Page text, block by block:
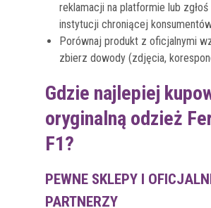
reklamacji na platformie lub
instytucji chroniącej
Porównaj produkt z oficjalnymi
zbierz dowody (zdjęcia,
Gdzie najlepiej
oryginalną odzież
F1?
PEWNE SKLEPY I
PARTNERZY